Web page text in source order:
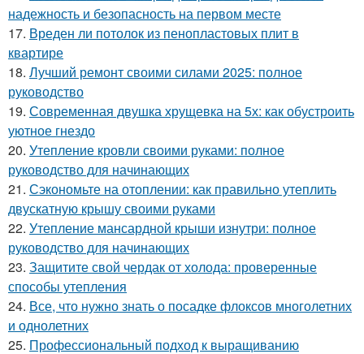
надежность и безопасность на первом месте
17. Вреден ли потолок из пенопластовых плит в
квартире
18. Лучший ремонт своими силами 2025: полное
руководство
19. Современная двушка хрущевка на 5х: как обустроить
уютное гнездо
20. Утепление кровли своими руками: полное
руководство для начинающих
21. Сэкономьте на отоплении: как правильно утеплить
двускатную крышу своими руками
22. Утепление мансардной крыши изнутри: полное
руководство для начинающих
23. Защитите свой чердак от холода: проверенные
способы утепления
24. Все, что нужно знать о посадке флоксов многолетних
и однолетних
25. Профессиональный подход к выращиванию